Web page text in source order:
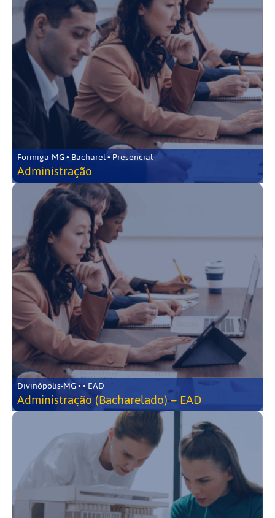
Formiga-MG • Bacharel • Presencial
Administração
Divinópolis-MG • • EAD
Administração (Bacharelado) – EAD